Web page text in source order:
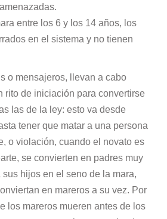
entre los 6 y los 14 años, los
en el sistema y no tienen
o mensajeros, llevan a cabo
rito de iniciación para convertirse
las de la ley: esto va desde
tener que matar a una persona
o violación, cuando el novato es
se convierten en padres muy
hijos en el seno de la mara,
en mareros a su vez. Por
los mareros mueren antes de los